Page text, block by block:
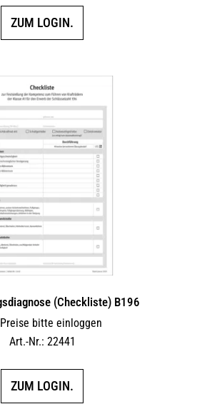
ZUM LOGIN.
(Checkliste) B196
bitte einloggen
Art.-Nr.: 22441
ZUM LOGIN.